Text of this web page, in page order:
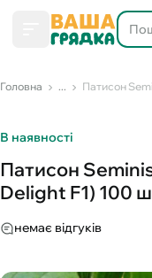
Головна ... Патисон
В наявності
Патисон
Delight F1) 100
немає відгуків